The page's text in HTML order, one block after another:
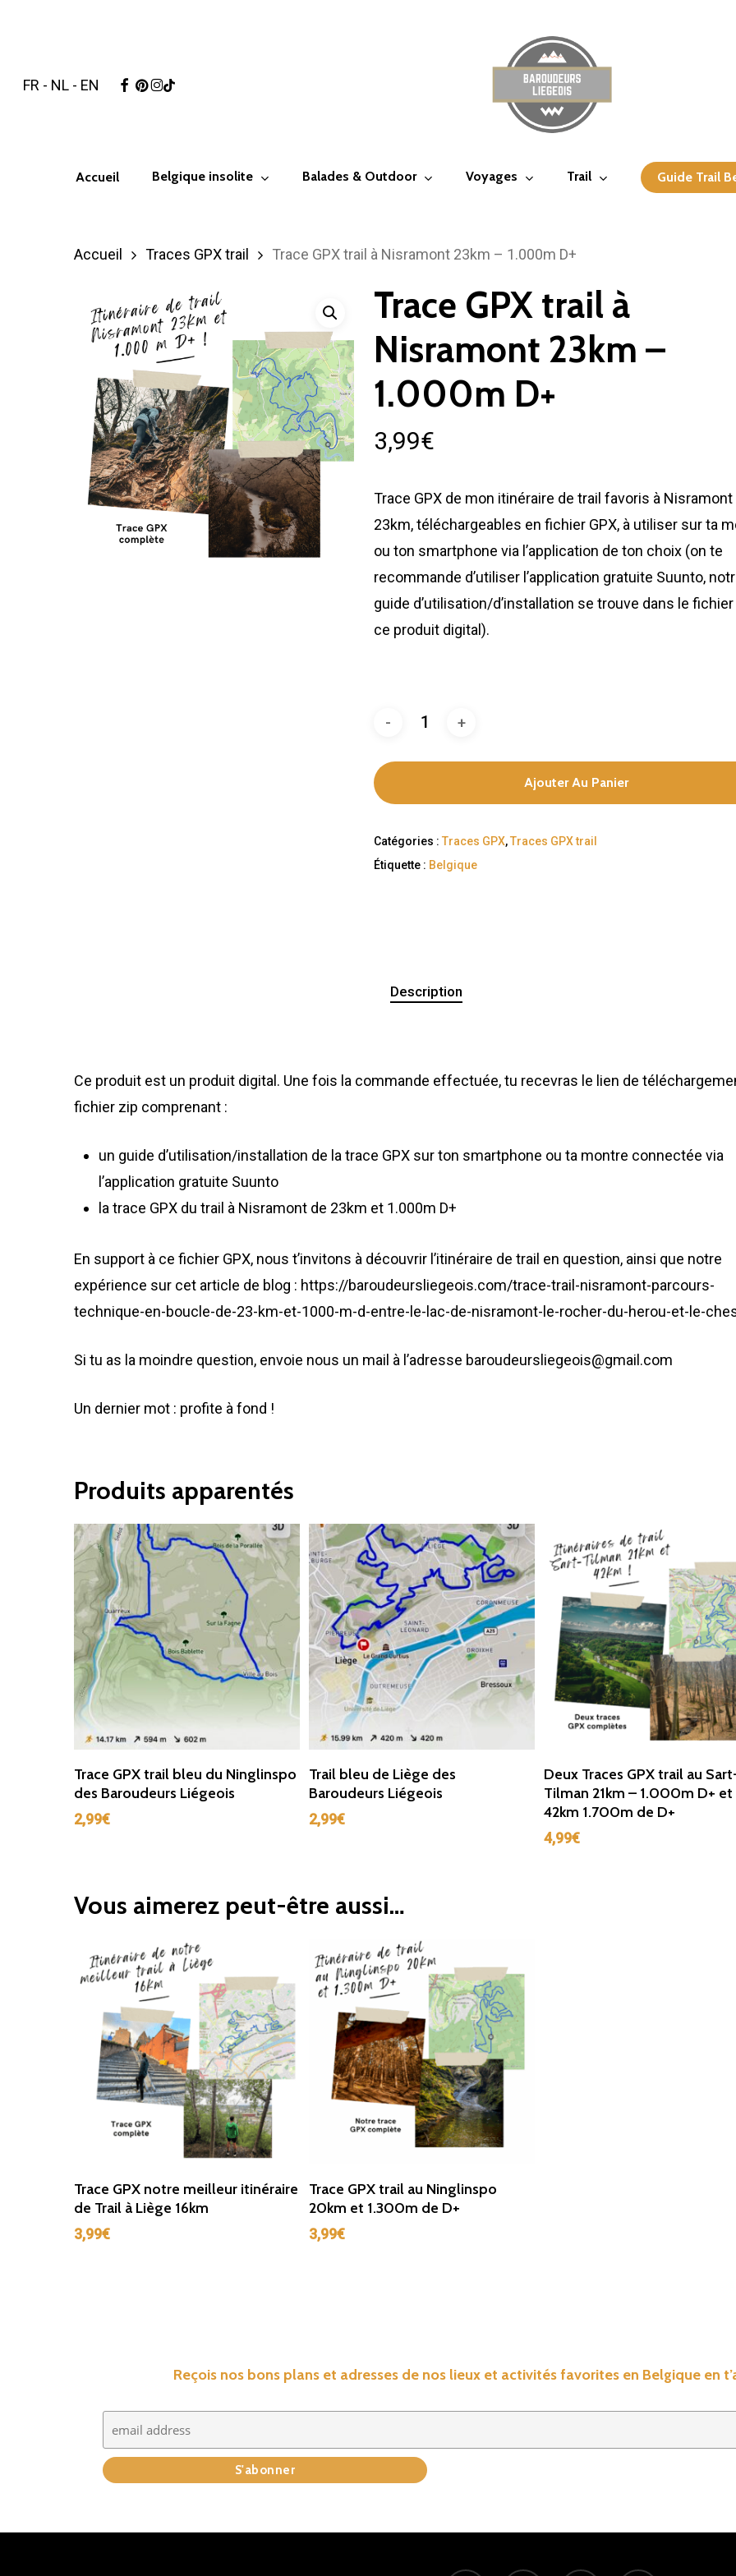
content
FR - NL - EN facebook
pinterest
instagram
tiktok
Accueil Belgique insolite Balades & Outdoor Voyages Trail Guide Trail
Accueil Traces GPX trail Trace GPX trail à Nisramont 23km – 1.000m D+
Trace GPX trail à
Nisramont 23km –
1.000m D+
3,99€
Trace GPX de mon itinéraire de trail favoris à Nisramont
23km, téléchargeables en fichier GPX, à utiliser sur ta
ou ton smartphone via l’application de ton choix (on te
recommande d’utiliser l’application gratuite Suunto,
guide d’utilisation/d’installation se trouve dans le
ce produit digital).
Ajouter Au Panier
Catégories : Traces GPX,Traces GPX trail
Étiquette : Belgique
Description
Ce produit est un produit digital. Une fois la commande effectuée, tu recevras le lien de
fichier zip comprenant :
un guide d’utilisation/installation de la trace GPX sur ton smartphone ou ta montre connectée via
l’application gratuite Suunto
la trace GPX du trail à Nisramont de 23km et 1.000m D+
En support à ce fichier GPX, nous t’invitons à découvrir l’itinéraire de trail en question, ainsi que notre
expérience sur cet article de blog : https://baroudeursliegeois.com/trace-trail-nisramont-parcours-
technique-en-boucle-de-23-km-et-1000-m-d-entre-le-lac-de-nisramont-le-rocher-du-herou-et-le-
Si tu as la moindre question, envoie nous un mail à l’adresse baroudeursliegeois@gmail.com
Un dernier mot : profite à fond !
Produits apparentés
Ajouter Au Panier
Trace GPX trail bleu du Ninglinspo
des Baroudeurs Liégeois
2,99€
Ajouter Au Panier
Trail bleu de Liège des
Baroudeurs Liégeois
2,99€
Ajouter Au Panier
Deux Traces GPX trail au
Tilman 21km – 1.000m D+ et
42km 1.700m de D+
4,99€
Vous aimerez peut-être aussi…
Ajouter Au Panier
Trace GPX notre meilleur itinéraire
de Trail à Liège 16km
3,99€
Ajouter Au Panier
Trace GPX trail au Ninglinspo
20km et 1.300m de D+
3,99€
Reçois nos bons plans et adresses de nos lieux et activités favorites en Belgique en